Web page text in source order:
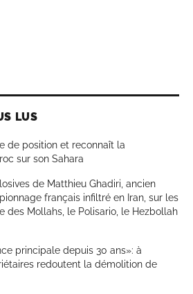
LUS
de position et reconnaît la
sur son Sahara
de Matthieu Ghadiri, ancien
français infiltré en Iran, sur les
des Mollahs, le Polisario, le Hezbollah
principale depuis 30 ans»: à
redoutent la démolition de